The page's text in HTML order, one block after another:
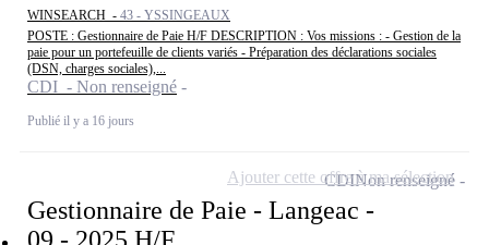
WINSEARCH - 43 - YSSINGEAUX
POSTE : Gestionnaire de Paie H/F DESCRIPTION : Vos missions : - Gestion de la
paie pour un portefeuille de clients variés - Préparation des déclarations sociales
(DSN, charges sociales),...
CDI - Non renseigné
Publié il y a 16 jours
Gestionnaire de Paie - Langeac -
CDINon renseigné
Ajouter cette offre à ma sélection